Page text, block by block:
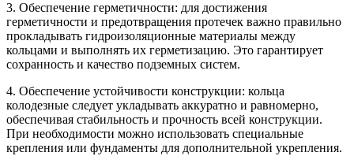
3. Обеспечение герметичности: для достижения
герметичности и предотвращения протечек важно правильно
прокладывать гидроизоляционные материалы между
кольцами и выполнять их герметизацию. Это гарантирует
сохранность и качество подземных систем.
4. Обеспечение устойчивости конструкции: кольца
колодезные следует укладывать аккуратно и равномерно,
обеспечивая стабильность и прочность всей конструкции.
При необходимости можно использовать специальные
крепления или фундаменты для дополнительной укрепления.